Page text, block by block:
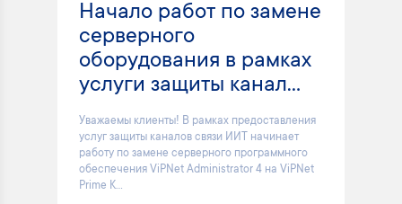
Начало работ по замене
серверного
оборудования в рамках
услуги защиты канал...
Уважаемы клиенты! В рамках предоставления
услуг защиты каналов связи ИИТ начинает
работу по замене серверного программного
обеспечения ViPNet Administrator 4 на ViPNet
Prime K...